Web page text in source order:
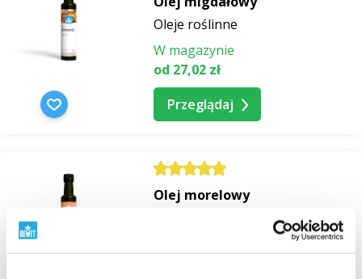
Oleje roślinne
W magazynie
od 27,02 zł
Przeglądaj
Olej morelowy